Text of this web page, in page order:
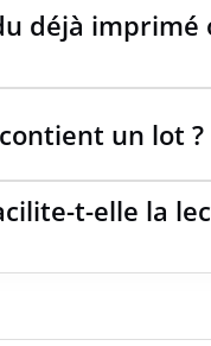
déjà imprimé
un lot ?
t-elle la